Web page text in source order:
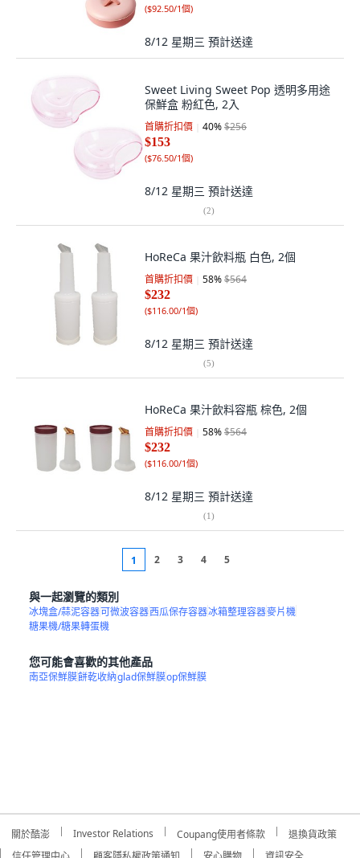
($92.50/1個)
8/12 星期三 預計送達
Sweet Living Sweet Pop 透明多用途
保鮮盒 粉紅色, 2入
首購折扣價 40%$256
$153
($76.50/1個)
8/12 星期三 預計送達
(2)
HoReCa 果汁飲料瓶 白色, 2個
首購折扣價 58%$564
$232
($116.00/1個)
8/12 星期三 預計送達
(5)
HoReCa 果汁飲料容瓶 棕色, 2個
首購折扣價 58%$564
$232
($116.00/1個)
8/12 星期三 預計送達
(1)
1 2 3 4 5
與一起瀏覽的類別
冰塊盒/蒜泥容器可微波容器西瓜保存容器冰箱整理容器麥片機
糖果機/糖果轉蛋機
您可能會喜歡的其他產品
南亞保鮮膜餅乾收納glad保鮮膜op保鮮膜
關於酷澎 Investor Relations Coupang使用者條款
退換貨政策